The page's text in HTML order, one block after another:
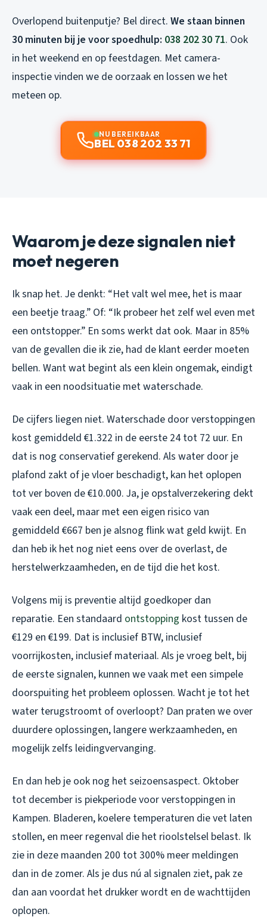
Overlopend buitenputje? Bel direct. We staan binnen
30 minuten bij je voor spoedhulp: 038 202 30 71. Ook
in het weekend en op feestdagen. Met camera-
inspectie vinden we de oorzaak en lossen we het
meteen op.
NU BEREIKBAAR
BEL 038 202 33 71
Waarom je deze signalen niet
moet negeren
Ik snap het. Je denkt: “Het valt wel mee, het is maar
een beetje traag.” Of: “Ik probeer het zelf wel even met
een ontstopper.” En soms werkt dat ook. Maar in 85%
van de gevallen die ik zie, had de klant eerder moeten
bellen. Want wat begint als een klein ongemak, eindigt
vaak in een noodsituatie met waterschade.
De cijfers liegen niet. Waterschade door verstoppingen
kost gemiddeld €1.322 in de eerste 24 tot 72 uur. En
dat is nog conservatief gerekend. Als water door je
plafond zakt of je vloer beschadigt, kan het oplopen
tot ver boven de €10.000. Ja, je opstalverzekering dekt
vaak een deel, maar met een eigen risico van
gemiddeld €667 ben je alsnog flink wat geld kwijt. En
dan heb ik het nog niet eens over de overlast, de
herstelwerkzaamheden, en de tijd die het kost.
Volgens mij is preventie altijd goedkoper dan
reparatie. Een standaard ontstopping kost tussen de
€129 en €199. Dat is inclusief BTW, inclusief
voorrijkosten, inclusief materiaal. Als je vroeg belt, bij
de eerste signalen, kunnen we vaak met een simpele
doorspuiting het probleem oplossen. Wacht je tot het
water terugstroomt of overloopt? Dan praten we over
duurdere oplossingen, langere werkzaamheden, en
mogelijk zelfs leidingvervanging.
En dan heb je ook nog het seizoensaspect. Oktober
tot december is piekperiode voor verstoppingen in
Kampen. Bladeren, koelere temperaturen die vet laten
stollen, en meer regenval die het rioolstelsel belast. Ik
zie in deze maanden 200 tot 300% meer meldingen
dan in de zomer. Als je dus nú al signalen ziet, pak ze
dan aan voordat het drukker wordt en de wachttijden
oplopen.